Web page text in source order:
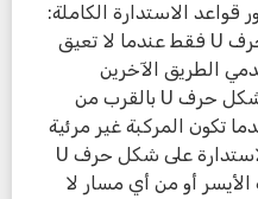
المرور قواعد الاستدارة الكاملة:
يُسمح بالاستدارة على شكل حرف U فقط عندما لا تعيق
الطريق الآخرين
للخطر. يُحظر الاستدارة على شكل حرف U بالقرب من
تكون المركبة غير مرئية
للسائقين الآخرين، ويُسمح بالاستدارة على شكل حرف U
الأيسر أو من أي مسار لا